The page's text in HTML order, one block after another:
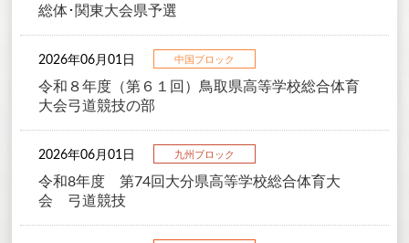
総体･関東大会県予選
2026年06月01日 中国ブロック
令和８年度（第６１回）鳥取県高等学校総合体育
大会弓道競技の部
2026年06月01日 九州ブロック
令和8年度 第74回大分県高等学校総合体育大
会 弓道競技